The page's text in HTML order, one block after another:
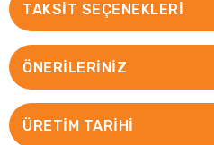
TAKSIT SEÇENEKLERI
ÖNERILERINIZ
ÜRETİM TARİHİ